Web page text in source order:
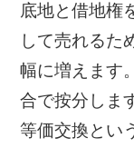
底地と借地権
して売れるた
幅に増えます
合で按分しま
等価交換とい